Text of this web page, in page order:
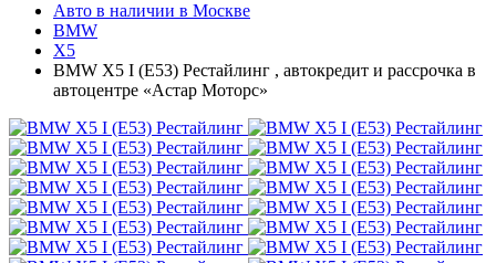
Авто в наличии в Москве
BMW
X5
BMW X5 I (E53) Рестайлинг , автокредит и рассрочка в
автоцентре «Астар Моторс»